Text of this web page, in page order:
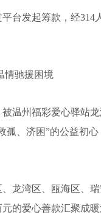
发起筹款，经314人
驰援困境
州福彩爱心驿站龙
孤、济困”的公益初
湾区、瓯海区、瑞
的爱心善款汇聚成